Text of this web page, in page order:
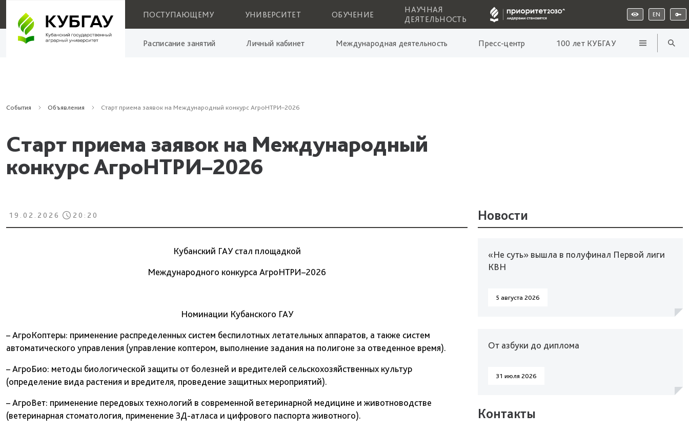
ПОСТУПАЮЩЕМУ УНИВЕРСИТЕТ ОБУЧЕНИЕ
НАУЧНАЯ
ДЕЯТЕЛЬНОСТЬ
EN
Расписание занятий Личный кабинет Международная деятельность Пресс-центр 100 лет КУБГАУ
События Объявления Старт приема заявок на Международный конкурс АгроНТРИ–2026
Старт приема заявок на Международный
конкурс АгроНТРИ–2026
19.02.2026 20:20
Кубанский ГАУ стал площадкой
Международного конкурса АгроНТРИ–2026
Номинации Кубанского ГАУ
– АгроКоптеры: применение распределенных систем беспилотных летательных аппаратов, а также систем
автоматического управления (управление коптером, выполнение задания на полигоне за отведенное время).
– АгроБио: методы биологической защиты от болезней и вредителей сельскохозяйственных культур
(определение вида растения и вредителя, проведение защитных мероприятий).
– АгроВет: применение передовых технологий в современной ветеринарной медицине и животноводстве
(ветеринарная стоматология, применение 3Д-атласа и цифрового паспорта животного).
Новости
«Не суть» вышла в полуфинал Первой лиги
КВН
5 августа 2026
От азбуки до диплома
31 июля 2026
Контакты